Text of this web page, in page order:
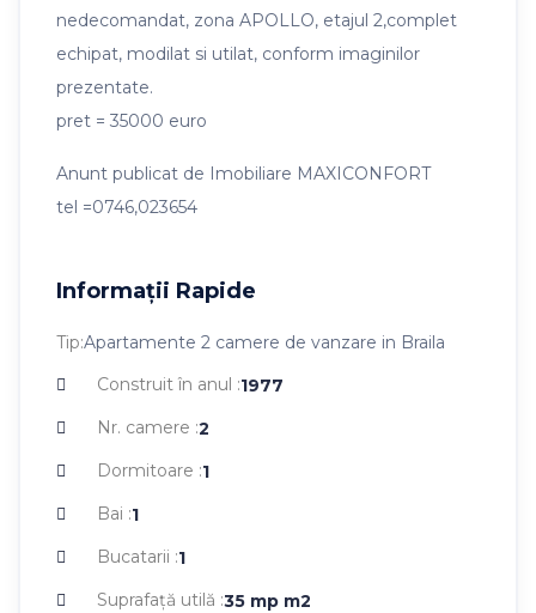
nedecomandat, zona APOLLO, etajul 2,complet
echipat, modilat si utilat, conform imaginilor
prezentate.
pret = 35000 euro
Anunt publicat de Imobiliare MAXICONFORT
tel =0746,023654
Informații Rapide
Tip:Apartamente 2 camere de vanzare in Braila
Construit în anul :1977
Nr. camere :2
Dormitoare :1
Bai :1
Bucatarii :1
Suprafaţă utilă :35 mp m2